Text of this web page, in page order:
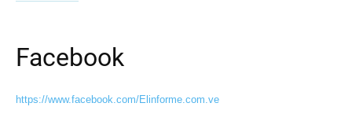
Facebook
https://www.facebook.com/Elinforme.com.ve